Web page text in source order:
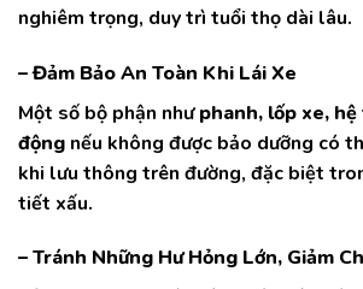
nghiêm trọng, duy trì tuổi thọ dài lâu.
– Đảm Bảo An Toàn Khi Lái Xe
Một số bộ phận nhưphanh, lốp xe,
động nếu không được bảo dưỡng có
khi lưu thông trên đường, đặc biệt
tiết xấu.
– Tránh Những Hư Hỏng Lớn, Giảm